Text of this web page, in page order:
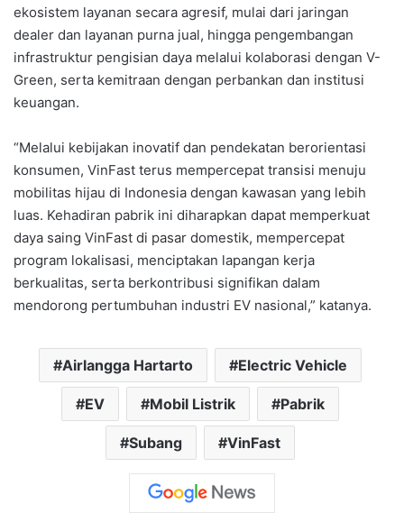
ekosistem layanan secara agresif, mulai dari jaringan
dealer dan layanan purna jual, hingga pengembangan
infrastruktur pengisian daya melalui kolaborasi dengan V-
Green, serta kemitraan dengan perbankan dan institusi
keuangan.
“Melalui kebijakan inovatif dan pendekatan berorientasi
konsumen, VinFast terus mempercepat transisi menuju
mobilitas hijau di Indonesia dengan kawasan yang lebih
luas. Kehadiran pabrik ini diharapkan dapat memperkuat
daya saing VinFast di pasar domestik, mempercepat
program lokalisasi, menciptakan lapangan kerja
berkualitas, serta berkontribusi signifikan dalam
mendorong pertumbuhan industri EV nasional,” katanya.
Airlangga Hartarto Electric Vehicle
EV Mobil Listrik Pabrik
Subang VinFast